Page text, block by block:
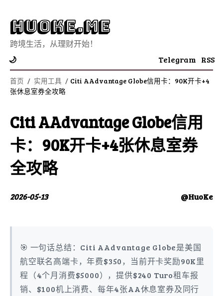
Huoke.Me
跨境生活，从理财开始！
🌙 Telegram RSS
首页 / 实用工具 / Citi AAdvantage Globe信用卡：90K开卡+4
张休息室券全攻略
Citi AAdvantage Globe信用
卡：90K开卡+4张休息室券
全攻略
2026-05-13 @HuoKe
🎯 一句话总结：Citi AAdvantage Globe是美国
航空联名高端卡，年费$350，当前开卡奖励90K里
程（4个月消费$5000），提供$240 Turo租车报
销、$100机上消费、每年4张AA休息室券及同行